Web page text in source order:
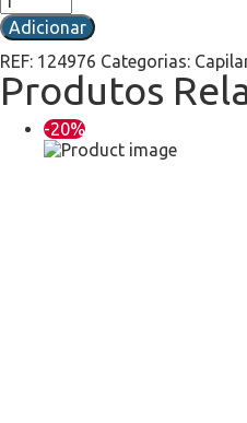
Adicionar
REF: 124976 Categorias:
Produtos
-20%